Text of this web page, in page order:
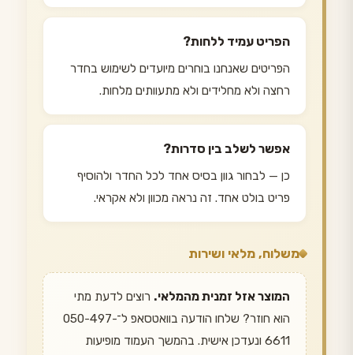
הפריט עמיד ללחות?
הפריטים שאנחנו בוחרים מיועדים לשימוש בחדר
רחצה ולא מחלידים ולא מתעוותים מלחות.
אפשר לשלב בין סדרות?
כן — לבחור גוון בסיס אחד לכל החדר ולהוסיף
פריט בולט אחד. זה נראה מכוון ולא אקראי.
משלוח, מלאי ושירות
המוצר אזל זמנית מהמלאי. רוצים לדעת מתי
הוא חוזר? שלחו הודעה בוואטסאפ ל־050-497-
6611 ונעדכן אישית. בהמשך העמוד מופיעות